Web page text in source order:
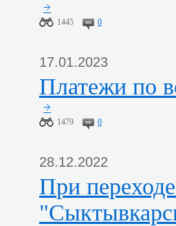
1445 0
17.01.2023
Платежи по
1479 0
28.12.2022
При переходе на прямые расчёты в ОАО